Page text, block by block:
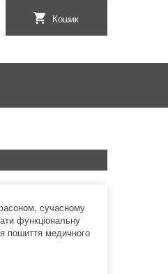
Кошик
сучасному
функціональну
пошиття медичного